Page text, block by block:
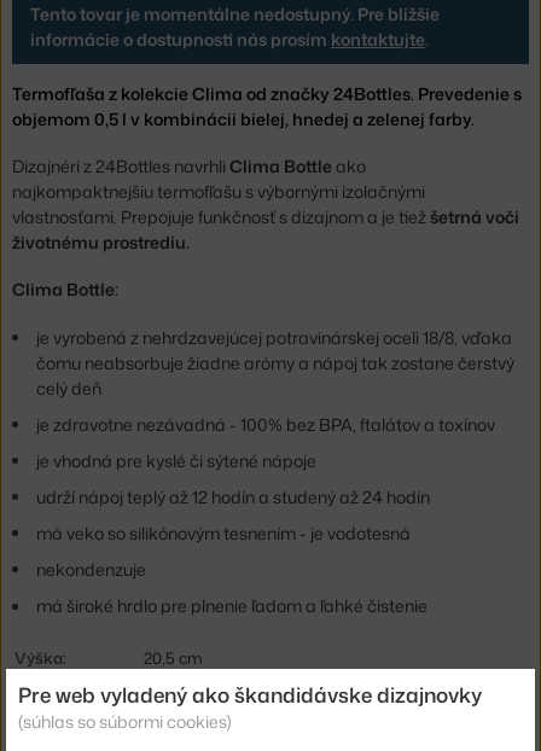
Tento tovar je momentálne nedostupný. Pre bližšie
informácie o dostupnosti nás prosím kontaktujte.
Termofľaša z kolekcie Clima od značky 24Bottles. Prevedenie s
objemom 0,5 l v kombinácii bielej, hnedej a zelenej farby.
Dizajnéri z 24Bottles navrhli Clima Bottle ako
najkompaktnejšiu termofľašu s výbornými izolačnými
vlastnosťami. Prepojuje funkčnosť s dizajnom a je tiež šetrná voči
životnému prostrediu.
Clima Bottle:
je vyrobená z nehrdzavejúcej potravinárskej oceli 18/8, vďaka
čomu neabsorbuje žiadne arómy a nápoj tak zostane čerstvý
celý deň
je zdravotne nezávadná - 100% bez BPA, ftalátov a toxínov
je vhodná pre kyslé či sýtené nápoje
udrží nápoj teplý až 12 hodín a studený až 24 hodín
má veko so silikónovým tesnením - je vodotesná
nekondenzuje
má široké hrdlo pre plnenie ľadom a ľahké čistenie
Výška:
20,5 cm
Priemer:
7,3 cm
Objem:
0,5 l
Pre web vyladený ako škandidávske dizajnovky
(súhlas so súbormi cookies)